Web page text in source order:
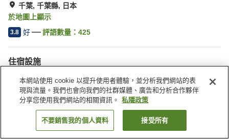
千葉, 千葉縣, 日本
於地圖上顯示
3.8 好 評語數量： 425
住宿設施
停車場
餐廳
休息室
自動販賣機
找客房
本網站使用 cookie 以提升使用者體驗，並分析我們網站的表
現與流量。我們也會向我們的社群媒體、廣告和分析合作夥伴
分享您使用我們網站的相關資訊。
私隱政策
不要銷售我的個人資料 接受所有